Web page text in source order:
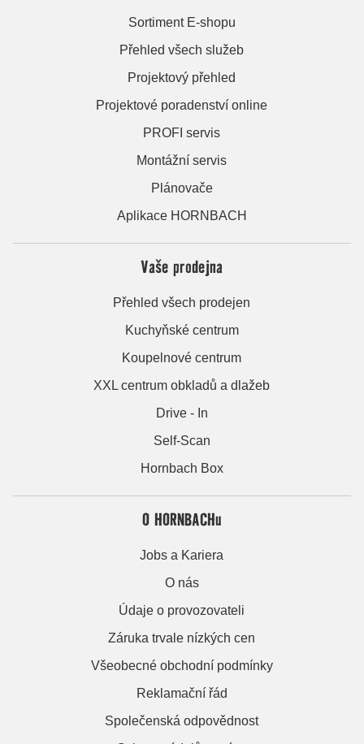
Sortiment E-shopu
Přehled všech služeb
Projektový přehled
Projektové poradenství online
PROFI servis
Montážní servis
Plánovače
Aplikace HORNBACH
Vaše prodejna
Přehled všech prodejen
Kuchyňské centrum
Koupelnové centrum
XXL centrum obkladů a dlažeb
Drive - In
Self-Scan
Hornbach Box
O HORNBACHu
Jobs a Kariera
O nás
Údaje o provozovateli
Záruka trvale nízkých cen
Všeobecné obchodní podmínky
Reklamační řád
Společenská odpovědnost